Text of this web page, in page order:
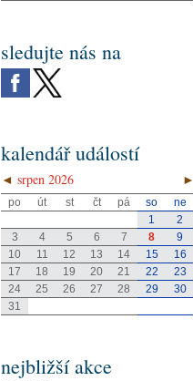
sledujte nás na
kalendář událostí
◄ ►
srpen 2026
po út st čt pá so
ne
1
2
3
4 5 6 7 8
9
10
11 12 13 14 15
16
17
18 19 20 21 22
23
24
25 26 27 28 29
30
31
nejbližší akce